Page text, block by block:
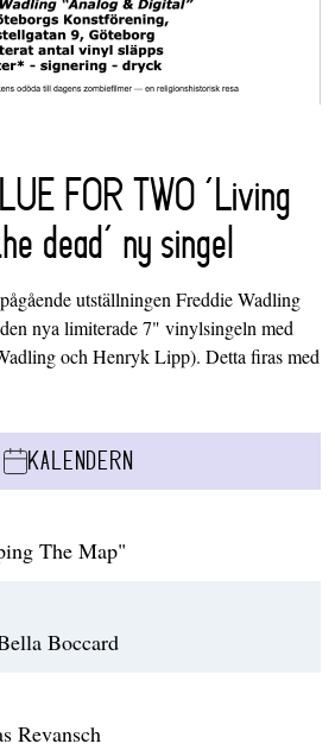
FOR TWO ‘Living
dead’ ny singel
utställningen Freddie Wadling
nya limiterade 7" vinylsingeln med
och Henryk Lipp). Detta firas med
KALENDERN
The Map"
Boccard
Revansch